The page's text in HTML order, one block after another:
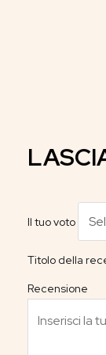
Il tuo voto
Titolo della
Recensione